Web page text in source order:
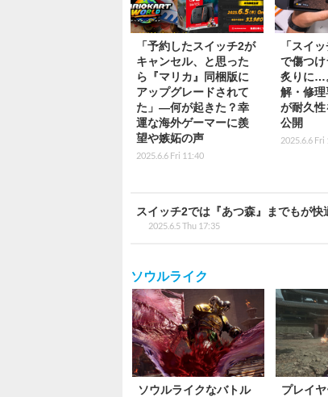
「予約したスイッチ2が
キャンセル、と思った
ら『マリカ』同梱版に
アップグレードされて
た」―何が起きた？幸
運な海外ゲーマーに羨
望や嫉妬の声
2025.6.6 Fri 11:40
「スイ
で傷つ
炙りに…
解・修
が耐久
公開
2025.6.6 Fri
スイッチ2では『あつ森』までもが
2025.6.5 Thu 17:35
ソウルライク
ソウルライクなバトル
プレイ